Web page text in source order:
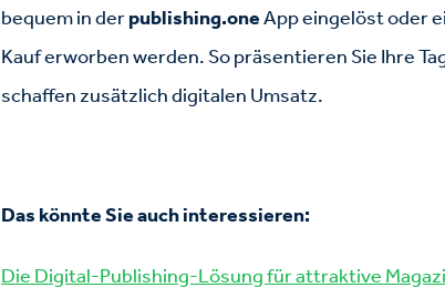
bequem in derpublishing.oneApp eingelöst oder
Kauf erworben werden. So präsentieren Sie Ihre
schaffen zusätzlich digitalen Umsatz.
Das könnte Sie auch interessieren:
Die Digital-Publishing-Lösung für attraktive